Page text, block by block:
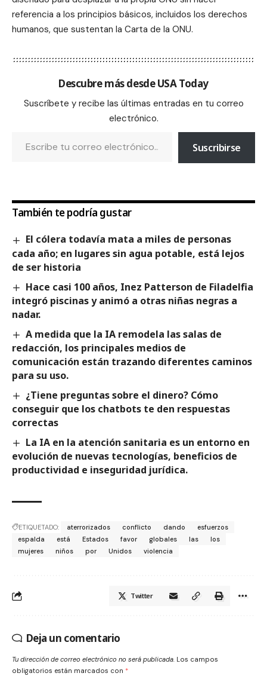
referencia a los principios básicos, incluidos los derechos
humanos, que sustentan la Carta de la ONU.
Descubre más desde USA Today
Suscríbete y recibe las últimas entradas en tu correo
electrónico.
Suscribirse
También te podría gustar
El cólera todavía mata a miles de personas
cada año; en lugares sin agua potable, está lejos
de ser historia
Hace casi 100 años, Inez Patterson de Filadelfia
integró piscinas y animó a otras niñas negras a
nadar.
A medida que la IA remodela las salas de
redacción, los principales medios de
comunicación están trazando diferentes caminos
para su uso.
¿Tiene preguntas sobre el dinero? Cómo
conseguir que los chatbots te den respuestas
correctas
La IA en la atención sanitaria es un entorno en
evolución de nuevas tecnologías, beneficios de
productividad e inseguridad jurídica.
ETIQUETADO: aterrorizados conflicto dando
esfuerzos
espalda
está Estados favor globales las
los
mujeres
niños por Unidos violencia
Twitter
Deja un comentario
Tu dirección de correo electrónico no será publicada. Los campos
obligatorios están marcados con *